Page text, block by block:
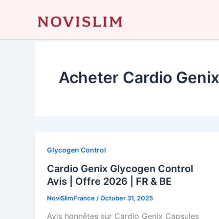
Acheter Cardio Genix
Glycogen Control
Cardio Genix Glycogen Control
Avis | Offre 2026 | FR & BE
NoviSlimFrance /October 31, 2025
Avis honnêtes sur Cardio Genix Capsules